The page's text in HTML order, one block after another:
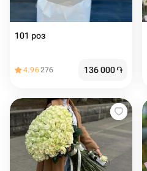
101 роз
4.96276 136 000֏